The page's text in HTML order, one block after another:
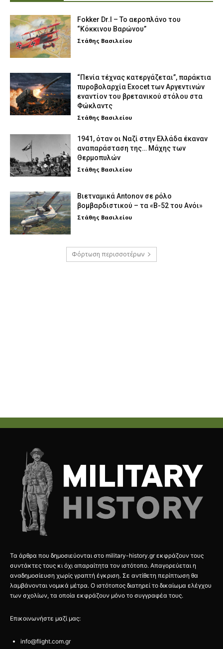
Fokker Dr.I – To αεροπλάνο του
“Κόκκινου Βαρώνου”
Στάθης Βασιλείου
“Πενία τέχνας κατεργάζεται”, παράκτια
πυροβολαρχία Exocet των Αργεντινών
εναντίον του βρετανικού στόλου στα
Φώκλαντς
Στάθης Βασιλείου
1941, όταν οι Ναζί στην Ελλάδα έκαναν
αναπαράσταση της… Μάχης των
Θερμοπυλών
Στάθης Βασιλείου
Βιετναμικά Antonov σε ρόλο
βομβαρδιστικού – τα «Β-52 του Ανόι»
Στάθης Βασιλείου
Φόρτωση περισσοτέρων
Τα άρθρα που δημοσιεύονται στο military-history.gr εκφράζουν τους
συντάκτες τους κι όχι απαραίτητα τον ιστότοπο. Απαγορεύεται η
αναδημοσίευση χωρίς γραπτή έγκριση. Σε αντίθετη περίπτωση θα
λαμβάνονται νομικά μέτρα. Ο ιστότοπος διατηρεί το δικαίωμα ελέγχου
των σχολίων, τα οποία εκφράζουν μόνο το συγγραφέα τους.
Επικοινωνήστε μαζί μας:
info@flight.com.gr